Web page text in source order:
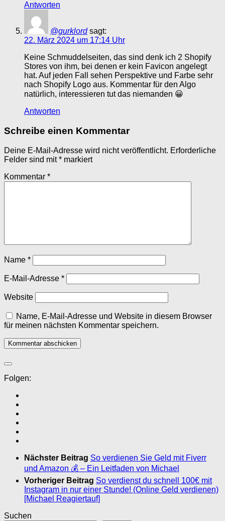
Antworten
@gurklord sagt:
22. März 2024 um 17:14 Uhr
Keine Schmuddelseiten, das sind denk ich 2 Shopify
Stores von ihm, bei denen er kein Favicon angelegt
hat. Auf jeden Fall sehen Perspektive und Farbe sehr
nach Shopify Logo aus. Kommentar für den Algo
natürlich, interessieren tut das niemanden 😀
Antworten
Schreibe einen Kommentar
Deine E-Mail-Adresse wird nicht veröffentlicht. Erforderliche
Felder sind mit* markiert
Kommentar *
Name *
E-Mail-Adresse *
Website
Name, E-Mail-Adresse und Website in diesem Browser
für meinen nächsten Kommentar speichern.
Folgen:
Nächster Beitrag So verdienen Sie Geld mit Fiverr
und Amazon 💰 – Ein Leitfaden von Michael
Vorheriger Beitrag So verdienst du schnell 100€ mit
Instagram in nur einer Stunde! (Online Geld verdienen)
[Michael Reagiertauf]
Suchen